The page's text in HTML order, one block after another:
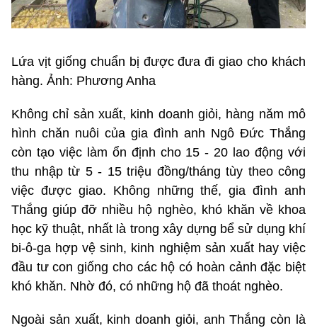
Lứa vịt giống chuẩn bị được đưa đi giao cho khách
hàng. Ảnh: Phương Anha
Không chỉ sản xuất, kinh doanh giỏi, hàng năm mô
hình chăn nuôi của gia đình anh Ngô Đức Thắng
còn tạo việc làm ổn định cho 15 - 20 lao động với
thu nhập từ 5 - 15 triệu đồng/tháng tùy theo công
việc được giao. Không những thế, gia đình anh
Thắng giúp đỡ nhiều hộ nghèo, khó khăn về khoa
học kỹ thuật, nhất là trong xây dựng bể sử dụng khí
bi-ô-ga hợp vệ sinh, kinh nghiệm sản xuất hay việc
đầu tư con giống cho các hộ có hoàn cảnh đặc biệt
khó khăn. Nhờ đó, có những hộ đã thoát nghèo.
Ngoài sản xuất, kinh doanh giỏi, anh Thắng còn là